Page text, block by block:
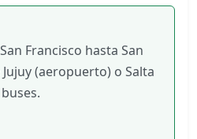
Francisco hasta San
(aeropuerto) o Salta